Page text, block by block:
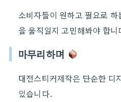
소비자들이 원하고 필요로
을 움직일지 고민해봐야 합니
마무리하며
대전스티커제작은 단순한 디
있습니다.